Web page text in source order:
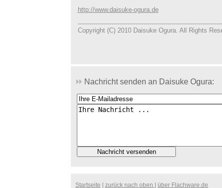
http://www.daisuke-ogura.de
Copyright (C) 2010 Daisuke Ogura. All Rights
Nachricht senden an Daisuke Ogura:
Startseite zurück nach oben über Flachware.de